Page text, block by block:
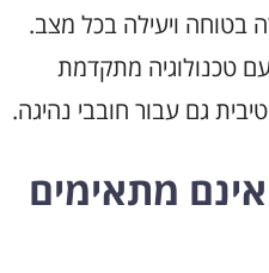
בטוחה ויעילה בכל מצב.
טכנולוגיה מתקדמת
גם עבור חובבי נהיגה.
פיג'ו אינם מתאימים